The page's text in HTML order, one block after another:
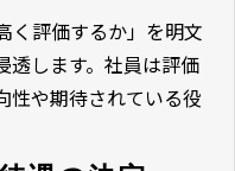
く評価するか」を明文
透します。社員は評価
性や期待されている役